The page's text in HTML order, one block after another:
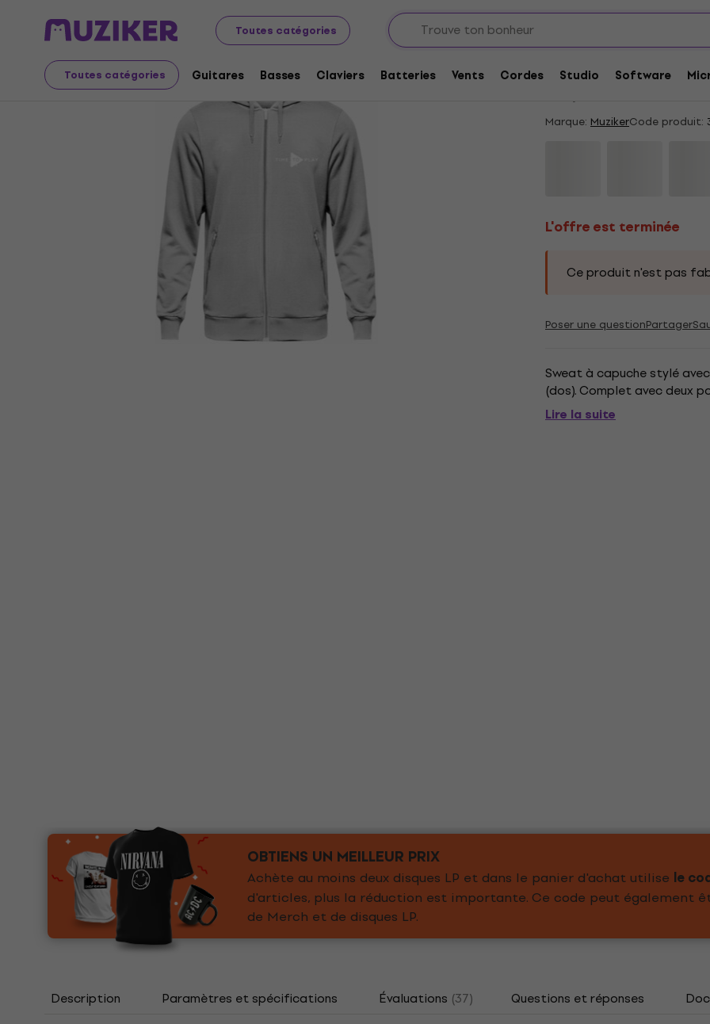
Toutes catégories
Toutes catégories Guitares Basses Claviers Batteries Vents Cordes Studio Software
Merch Muziker Merch
L'offre est terminée
L'offre est terminée
Muziker Time To
Marque: MuzikerCode produit:
L'offre est terminée
Ce produit n'est pas
Poser une questionPartager
Sweat à capuche stylé
(dos). Complet avec deux
Lire la suite
OBTIENS UN MEILLEUR PRIX
Achète au moins deux disques LP et dans le panier d'achat utilise le
d'articles, plus la réduction est importante. Ce code peut également
de Merch et de disques LP.
Description Paramètres et spécifications Évaluations (37) Questions et réponses